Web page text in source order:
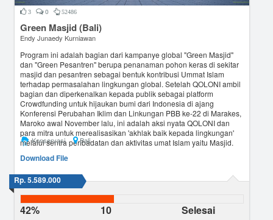
3 0 52486
Green Masjid (Bali)
Endy Junaedy Kurniawan
Program ini adalah bagian dari kampanye global "Green Masjid"
dan "Green Pesantren" berupa penanaman pohon keras di sekitar
masjid dan pesantren sebagai bentuk kontribusi Ummat Islam
terhadap permasalahan lingkungan global. Setelah QOLONI ambil
bagian dan diperkenalkan kepada publik sebagai platform
Crowdfunding untuk hijaukan bumi dari Indonesia di ajang
Konferensi Perubahan Iklim dan Linkungan PBB ke-22 di Marakes,
Maroko awal November lalu, ini adalah aksi nyata QOLONI dan
para mitra untuk merealisasikan 'akhlak baik kepada lingkungan'
melalui sentra peribadatan dan aktivitas umat Islam yaitu Masjid.
Konservasi Bali
Download File
Rp. 5.589.000
42% 10 Selesai